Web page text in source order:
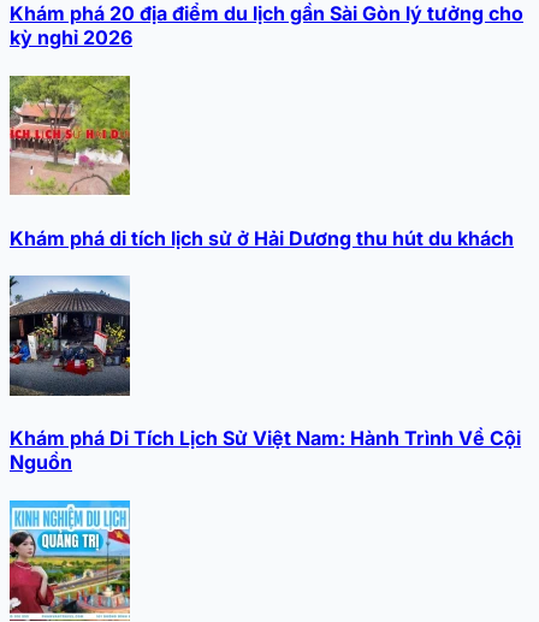
Khám phá 20 địa điểm du lịch gần Sài Gòn lý tưởng cho
kỳ nghỉ 2026
Khám phá di tích lịch sử ở Hải Dương thu hút du khách
Khám phá Di Tích Lịch Sử Việt Nam: Hành Trình Về Cội
Nguồn